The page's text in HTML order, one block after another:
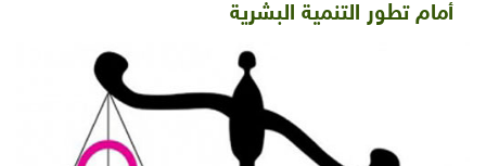
أمام تطور التنمية البشرية